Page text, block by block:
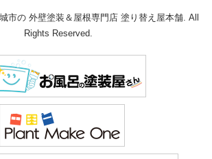
市の 外壁塗装＆屋根専門店 塗り替え屋本舗. All
Rights Reserved.